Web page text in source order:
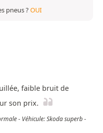
pneus ?OUI
faible bruit de
son prix.
- Véhicule: Skoda superb -